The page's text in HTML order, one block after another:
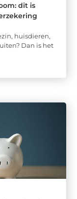
dit is
huisdieren,
Dan is het